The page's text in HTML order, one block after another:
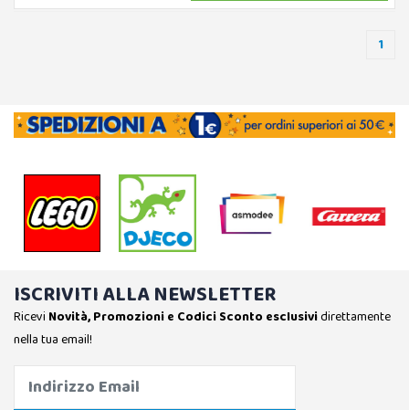
1
ISCRIVITI ALLA NEWSLETTER
Ricevi Novità, Promozioni e Codici Sconto esclusividirettamente
nella tua email!